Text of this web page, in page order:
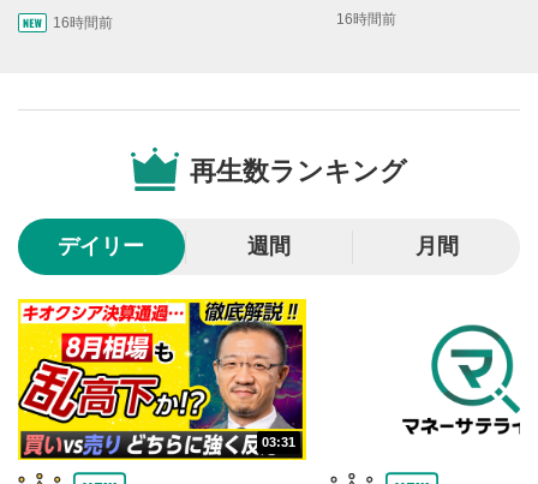
するとその位置から動画が再生されます。
スライダーを上下すると音量が調整できます。
8
全画面表示
動画が全画面で表示されます。再度クリックすると元
のサイズに戻ります。
16時間前 16時間前
再生数ランキング
デイリー 週間 月間
03:31